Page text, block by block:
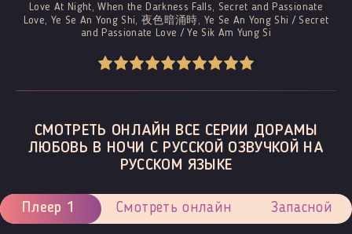
Love At Night, When the Darkness Falls, Secret and Passionate
Love, Ye Se An Yong Shi, 夜色暗涌時, Ye Se An Yong Shi / Secret
and Passionate Love / Ye Sik Am Yung Si
СМОТРЕТЬ ОНЛАЙН ВСЕ СЕРИИ ДОРАМЫ
ЛЮБОВЬ В НОЧИ С РУССКОЙ ОЗВУЧКОЙ НА
РУССКОМ ЯЗЫКЕ
Плеер 1 Смотреть онлайн Запасной